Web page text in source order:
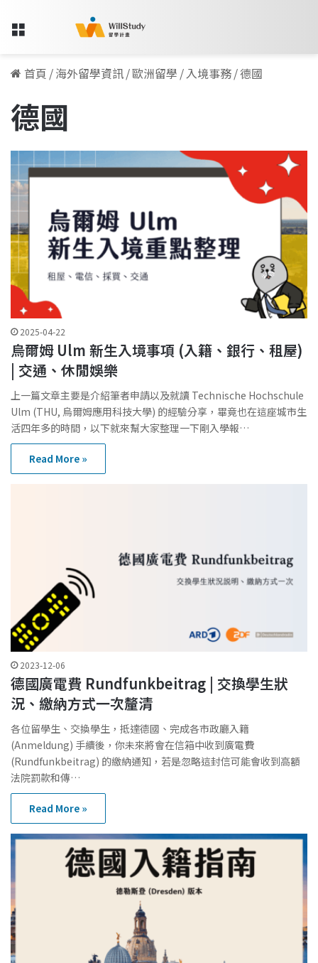
Menu
首頁 /海外留學資訊/歐洲留學 /入境事務/德國
德國
2025-04-22
烏爾姆 Ulm 新生入境事項 (入籍、銀行、租屋)
| 交通、休閒娛樂
上一篇文章主要是介紹筆者申請以及就讀 Technische Hochschule
Ulm (THU, 烏爾姆應用科技大學) 的經驗分享，畢竟也在這座城市生
活四年多的時間，以下就來幫大家整理一下剛入學報…
Read More »
2023-12-06
德國廣電費 Rundfunkbeitrag | 交換學生狀
況、繳納方式一次釐清
各位留學生、交換學生，抵達德國、完成各市政廳入籍
(Anmeldung) 手續後，你未來將會在信箱中收到廣電費
(Rundfunkbeitrag) 的繳納通知，若是忽略這封信可能會收到高額
法院罰款和傳…
Read More »